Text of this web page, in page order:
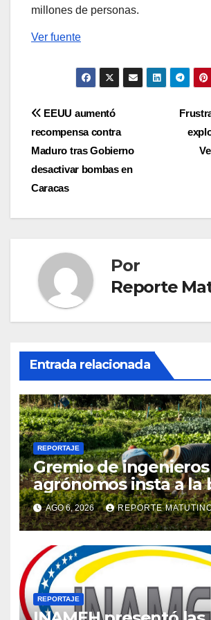
millones de personas.
Ver fuente
Navegación
de
entradas
EEUU aumentó
recompensa contra
Maduro tras Gobierno
desactivar bombas en
Caracas
Por
Reporte
Entrada relacionada
REPORTAJE
Gremio de ingenieros
agrónomos insta a la
financiar la
familiar
AGO 6, 2026 REPORTE
REPORTAJE